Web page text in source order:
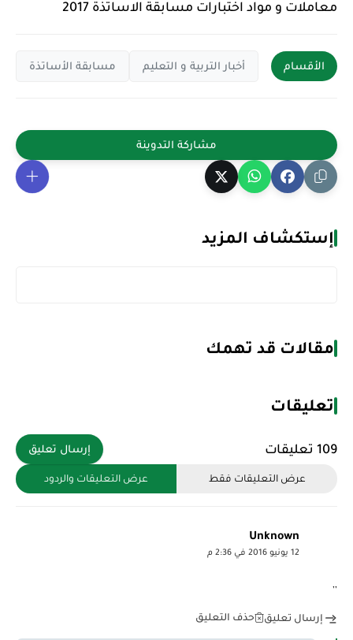
معاملات و مواد اختبارات مسابقة الاساتذة 2017
الأقسام أخبار التربية و التعليم مسابقة الأساتذة
إستكشاف المزيد
مقالات قد تهمك
تعليقات
109 تعليقات إرسال تعليق
عرض التعليقات فقط عرض التعليقات والردود
Unknown
12 يونيو 2016 في 2:36 م
,,
إرسال تعليق حذف التعليق